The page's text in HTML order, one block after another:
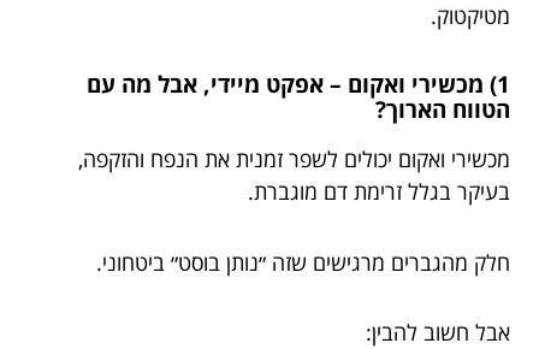
מטיקטוק.
1) מכשירי ואקום – אפקט מיידי, אבל מה עם
הטווח הארוך?
מכשירי ואקום יכולים לשפר זמנית את הנפח והזקפה,
בעיקר בגלל זרימת דם מוגברת.
חלק מהגברים מרגישים שזה ״נותן בוסט״ ביטחוני.
אבל חשוב להבין: